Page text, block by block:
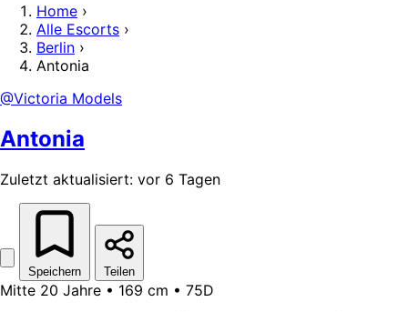
Home ›
Alle Escorts ›
Berlin ›
Antonia
@Victoria Models
Antonia
Zuletzt aktualisiert: vor 6 Tagen
Speichern Teilen
Mitte 20 Jahre • 169 cm • 75D